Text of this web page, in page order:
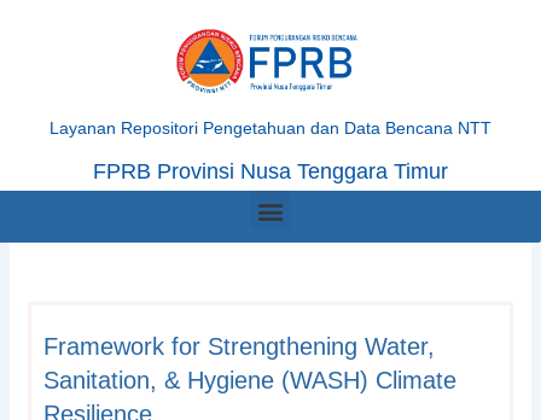
Layanan Repositori Pengetahuan dan Data Bencana NTT
FPRB Provinsi Nusa Tenggara Timur
Menu
Framework for Strengthening Water,
Sanitation, & Hygiene (WASH) Climate
Resilience